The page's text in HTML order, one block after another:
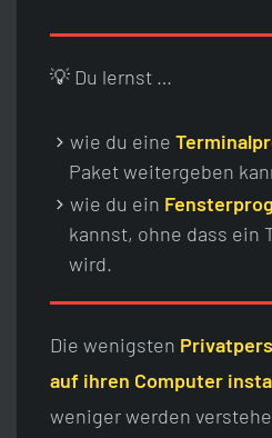
💡 Du lernst …
wie du eine
Paket weitergeben
wie du ein
kannst, ohne dass ein
wird.
Die wenigsten
auf ihren Computer
weniger werden